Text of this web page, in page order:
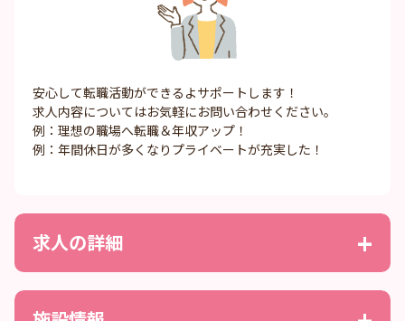
安心して転職活動ができるよサポートします！
求人内容についてはお気軽にお問い合わせください。
例：理想の職場へ転職＆年収アップ！
例：年間休日が多くなりプライベートが充実した！
求人の詳細